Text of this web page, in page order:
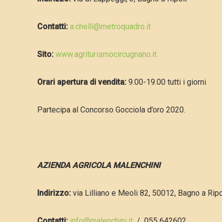
Contatti: a.chelli@metroquadro.it
Sito: www.agriturismocircugnano.it
Orari apertura di vendita: 9.00-19.00 tutti i giorni
Partecipa al Concorso Gocciola d’oro 2020.
AZIENDA AGRICOLA MALENCHINI
Indirizzo: via Lilliano e Meoli 82, 50012, Bagno a